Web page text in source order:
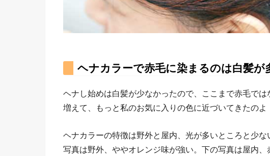
ヘナカラーで赤毛に染まるのは白髪が
ヘナし始めは白髪が少なかったので、ここまで赤毛で
増えて、もっと私のお気に入りの色に近づいてきたのよ
ヘナカラーの特徴は野外と屋内、光が多いところと少
写真は野外、ややオレンジ味が強い。下の写真は屋内、